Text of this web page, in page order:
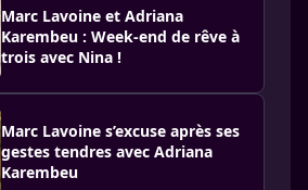
Marc Lavoine et Adriana
Karembeu : Week-end de rêve à
trois avec Nina !
Marc Lavoine s’excuse après ses
gestes tendres avec Adriana
Karembeu